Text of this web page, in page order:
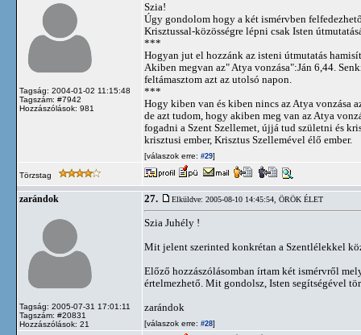
Tagság: 2004-01-02 11:15:48
Tagszám: #7942
Hozzászólások: 981
Szia!
Úgy gondolom hogy a két ismérvben
Krisztussal-közösségre lépni csak Isten
***
Hogyan jut el hozzánk az isteni útmutatás
Akiben megvan az" Atya vonzása":Ján 6,44.
feltámasztom azt az utolsó napon.
***
Hogy kiben van és kiben nincs az Atya vonzása
de azt tudom, hogy akiben meg van az Atya
fogadni a Szent Szellemet, újjá tud születni és
krisztusi ember, Krisztus Szellemével élő ember.
[válaszok erre: #29]
Törzstag
zarándok
Tagság: 2005-07-31 17:01:11
Tagszám: #20831
Hozzászólások: 21
27. Elküldve: 2005-08-10 14:45:54, ÖRÖK ÉLET
Szia Juhély !
Mit jelent szerinted konkrétan a Szentlélekkel
Előző hozzászólásomban írtam két ismérvről
értelmezhető. Mit gondolsz, Isten segítségével
zarándok
[válaszok erre: #28]